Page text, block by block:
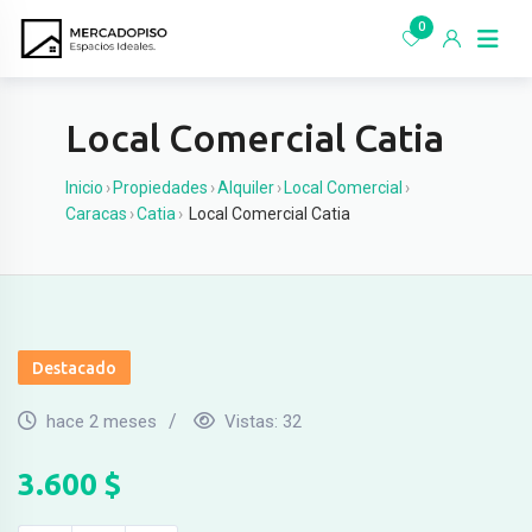
0
Local Comercial Catia
Inicio › Propiedades ›Alquiler› Local Comercial ›
Caracas ›Catia › Local Comercial Catia
Destacado
hace 2 meses Vistas: 32
3.600 $